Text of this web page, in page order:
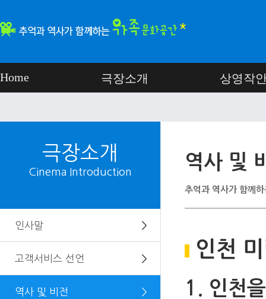
Home 극장소개 상영작
극장소개
Cinema Introduction
인사말 ＞
고객서비스 선언 ＞
역사 및 비전 ＞
역사 및
추억과 역사가 함께
인천
1. 인천